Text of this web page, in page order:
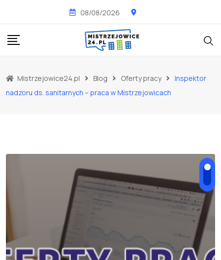
content
08/08/2026
Mistrzejowice24.pl Blog Oferty pracy
Inspektor
nadzoru ds. sanitarnych – praca w Mistrzejowicach